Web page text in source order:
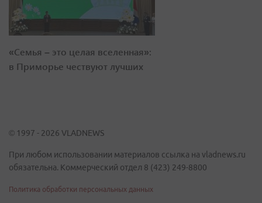
«Семья – это целая вселенная»:
в Приморье чествуют лучших
© 1997 - 2026 VLADNEWS
При любом использовании материалов ссылка на vladnews.ru
обязательна. Коммерческий отдел 8 (423) 249-8800
Политика обработки персональных данных